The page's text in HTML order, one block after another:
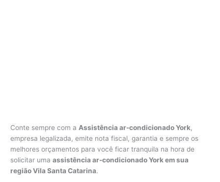
Conte sempre com a Assistência ar-condicionado York,
empresa legalizada, emite nota fiscal, garantia e sempre os
melhores orçamentos para você ficar tranquila na hora de
solicitar umaassistência ar-condicionado York em sua
região Vila Santa Catarina.